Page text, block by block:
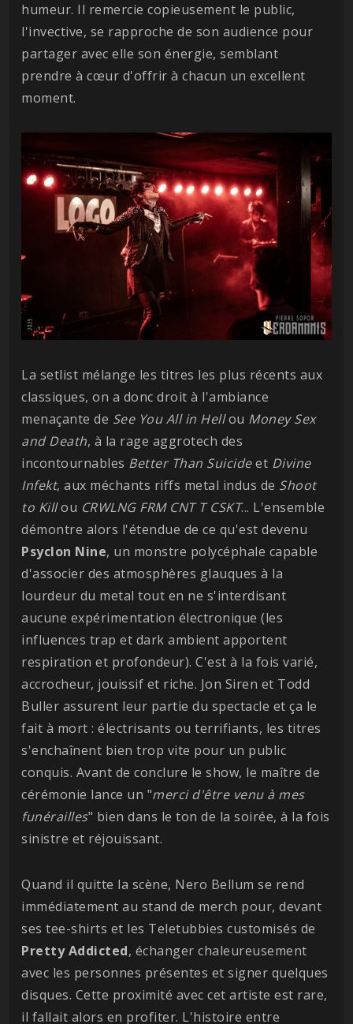
humeur. Il remercie copieusement le public,
l'invective, se rapproche de son audience pour
partager avec elle son énergie, semblant
prendre à cœur d'offrir à chacun un excellent
moment.
La setlist mélange les titres les plus récents aux
classiques, on a donc droit à l'ambiance
menaçante de See You All in Hellou Money Sex
and Death, à la rage aggrotech des
incontournables Better Than Suicideet Divine
Infekt, aux méchants riffs metal indus de Shoot
to Killou CRWLNG FRM CNT T CSKT... L'ensemble
démontre alors l'étendue de ce qu'est devenu
Psyclon Nine, un monstre polycéphale capable
d'associer des atmosphères glauques à la
lourdeur du metal tout en ne s'interdisant
aucune expérimentation électronique (les
influences trap et dark ambient apportent
respiration et profondeur). C'est à la fois varié,
accrocheur, jouissif et riche. Jon Siren et Todd
Buller assurent leur partie du spectacle et ça le
fait à mort : électrisants ou terrifiants, les titres
s'enchaînent bien trop vite pour un public
conquis. Avant de conclure le show, le maître de
cérémonie lance un "merci d'être venu à mes
funérailles" bien dans le ton de la soirée, à la fois
sinistre et réjouissant.
Quand il quitte la scène, Nero Bellum se rend
immédiatement au stand de merch pour, devant
ses tee-shirts et les Teletubbies customisés de
Pretty Addicted, échanger chaleureusement
avec les personnes présentes et signer quelques
disques. Cette proximité avec cet artiste est rare,
il fallait alors en profiter. L'histoire entre